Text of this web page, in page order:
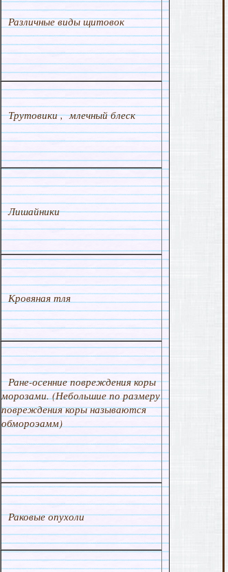
Различные виды щитовок
Трутовики , млечный блеск
Лишайники
Кровяная тля
Ране-осенние повреждения коры
морозами. (Небольшие по размеру
повреждения коры называются
обмороэамм)
Раковые опухоли